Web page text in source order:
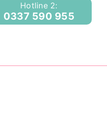
Hotline 2:
0337 590 955